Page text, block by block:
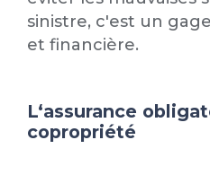
sinistre, c'est un
et financière.
L‘assurance
copropriété